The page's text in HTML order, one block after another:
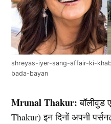
shreyas-iyer-sang-affair-ki-
bada-bayan
Mrunal Thakur:बॉलीवुड
Thakur) इन दिनों अपनी